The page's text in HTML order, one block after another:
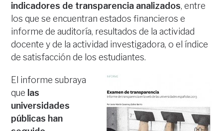
indicadores de transparencia analizados, entre
los que se encuentran estados financieros e
informe de auditoría, resultados de la actividad
docente y de la actividad investigadora, o el índice
de satisfacción de los estudiantes.
El informe subraya
que las
universidades
públicas han